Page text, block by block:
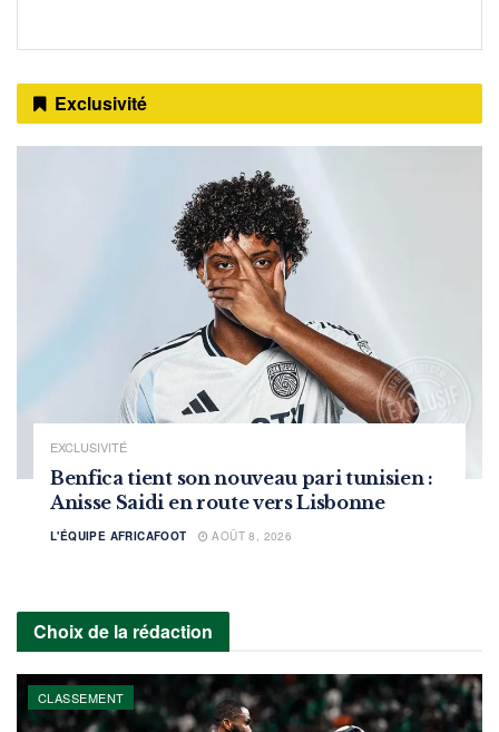
Exclusivité
EXCLUSIVITÉ
Benfica tient son nouveau pari tunisien :
Anisse Saidi en route vers Lisbonne
L'ÉQUIPE AFRICAFOOT AOÛT 8, 2026
Choix de la rédaction
CLASSEMENT